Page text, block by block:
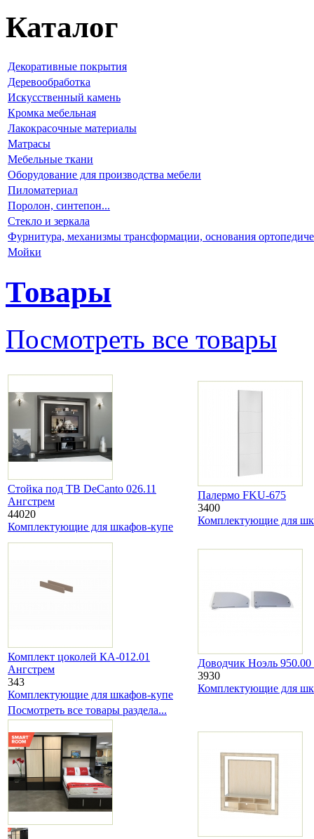
Каталог
Декоративные покрытия
Деревообработка
Искусственный камень
Кромка мебельная
Лакокрасочные материалы
Матрасы
Мебельные ткани
Оборудование для производства мебели
Пиломатериал
Поролон, синтепон...
Стекло и зеркала
Фурнитура, механизмы трансформации, основания
Мойки
Товары
Посмотреть все товары
Стойка под ТВ DeСanto 026.11
Ангстрем
44020
Комплектующие для шкафов-купе
Палермо FKU-675
3400
Комплектующие для
Комплект цоколей КА-012.01
Ангстрем
343
Комплектующие для шкафов-купе
Доводчик Ноэль
3930
Комплектующие для
Посмотреть все товары раздела...